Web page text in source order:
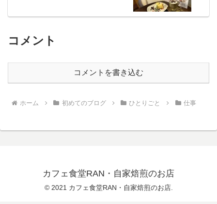
コメント
コメントを書き込む
ホーム 初めてのブログ ひとりごと 仕事
カフェ食堂RAN・自家焙煎のお店
© 2021 カフェ食堂RAN・自家焙煎のお店.